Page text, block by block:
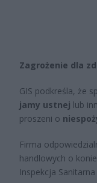
Zagrożenie dla
GIS podkreśla, że
jamy ustnej lub
proszeni o
Firma
handlowych o
Inspekcja